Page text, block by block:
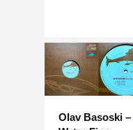
Olav Basoski –